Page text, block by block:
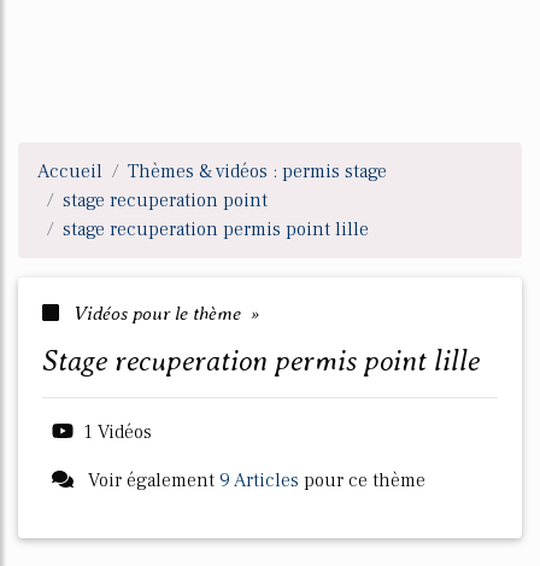
Accueil
Thèmes & vidéos : permis stage
stage recuperation point
stage recuperation permis point lille
Vidéos pour le thème »
stage recuperation permis point lille
1 Vidéos
Voir également 9 Articles pour ce thème